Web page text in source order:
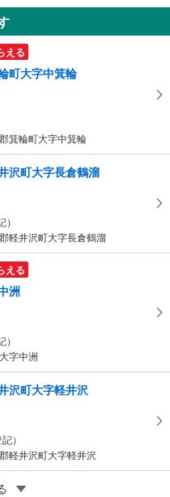
える
町大字中箕輪
箕輪町大字中箕輪
沢町大字長倉鶴溜
）
軽井沢町大字長倉鶴溜
える
洲
）
字中洲
沢町大字軽井沢
記）
軽井沢町大字軽井沢
沢町大字茂沢